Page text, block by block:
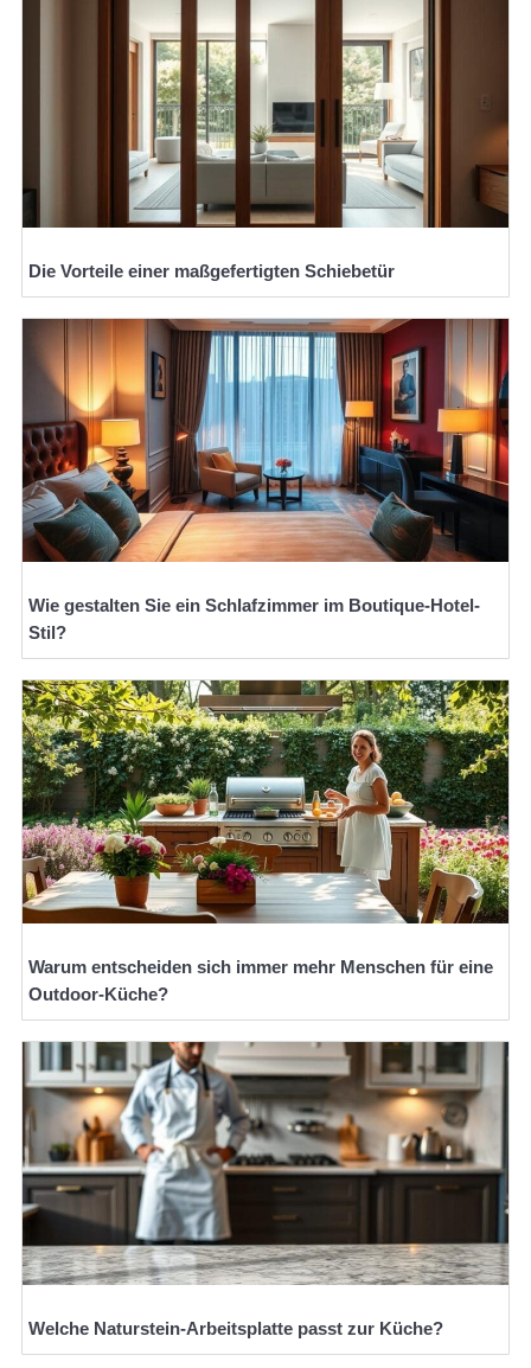
Die Vorteile einer maßgefertigten Schiebetür
Wie gestalten Sie ein Schlafzimmer im Boutique-Hotel-
Stil?
Warum entscheiden sich immer mehr Menschen für eine
Outdoor-Küche?
Welche Naturstein-Arbeitsplatte passt zur Küche?